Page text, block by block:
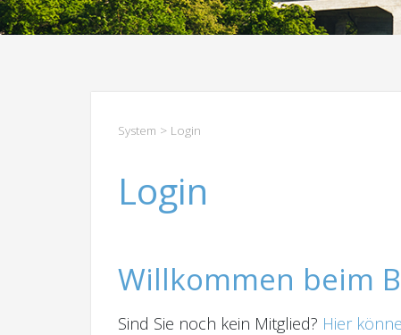
System > Login
Login
Willkommen beim
Sind Sie noch kein Mitglied? Hier